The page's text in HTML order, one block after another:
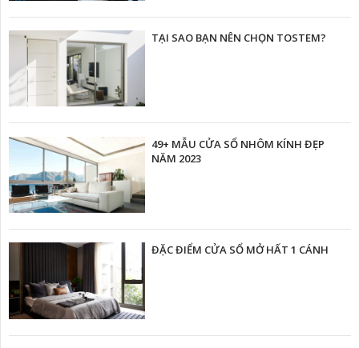
TẠI SAO BẠN NÊN CHỌN TOSTEM?
49+ MẪU CỬA SỔ NHÔM KÍNH ĐẸP
NĂM 2023
ĐẶC ĐIỂM CỬA SỔ MỞ HẤT 1 CÁNH